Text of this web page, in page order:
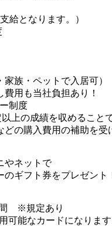
給となります。）
家族・ペットで入居可）
用も当社負担あり！
制度
上の成績を収めること
の購入費用の補助を受
やネットで
ギフト券をプレゼント
※規定あり
能なカードになります